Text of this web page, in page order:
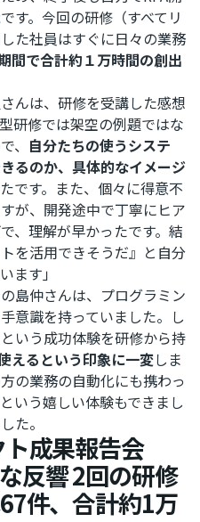
す。今回の研修（すべてリ
た社員はすぐに日々の業務
間で合計約１万時間の創出
んは、研修を受講した感想
研修では架空の例題ではな
、 自分たちの使うシステ
るのか、具体的なイメージ
です。また、個々に得意不
が、開発途中で丁寧にヒア
、理解が早かったです。結
を活用できそうだ』と自分
ます」
島仲さんは、プログラミン
意識を持っていました。し
いう成功体験を研修から持
えるという印象に一変しま
の業務の自動化にも携わっ
いう嬉しい体験もできまし
た。
成果報告会
反響 2回の研修
件、合計約1万